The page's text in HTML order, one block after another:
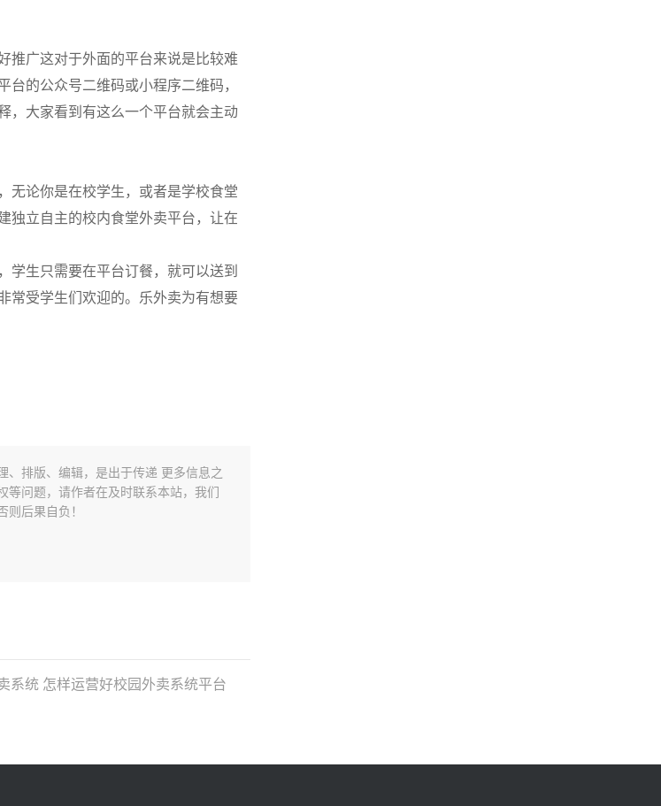
推广这对于外面的平台来说是比较难
的公众号二维码或小程序二维码，
，大家看到有这么一个平台就会主动
无论你是在校学生，或者是学校食堂
独立自主的校内食堂外卖平台，让在
学生只需要在平台订餐，就可以送到
常受学生们欢迎的。乐外卖为有想要
、排版、编辑，是出于传递 更多信息之
等问题，请作者在及时联系本站，我们
后果自负！
系统 怎样运营好校园外卖系统平台